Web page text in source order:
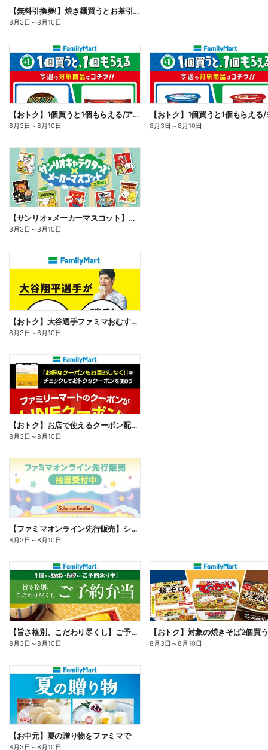
【無料引換券!】焼き麺買うとお茶引換券貰える!
8月3日 ～8月10日
【おトク】1個買うと1個もらえる/アイス
8月3日 ～8月10日 8月3日 ～8月10日
【サンリオ×メーカーマスコット】オリジナルグッズ貰える!
8月3日 ～8月10日
【おトク】大谷選手ファミマおむすび割
8月3日 ～8月10日
【おトク】お店で使えるクーポン配信中
8月3日 ～8月10日
【ファミマオンライン先行販売】シルバニアファミリー
8月3日 ～8月10日
【旨さ格別、こだわり尽くし】ご予約弁当
8月3日 ～8月10日 8月3日 ～8月10日
【お中元】夏の贈り物をファミマで
8月3日 ～8月10日